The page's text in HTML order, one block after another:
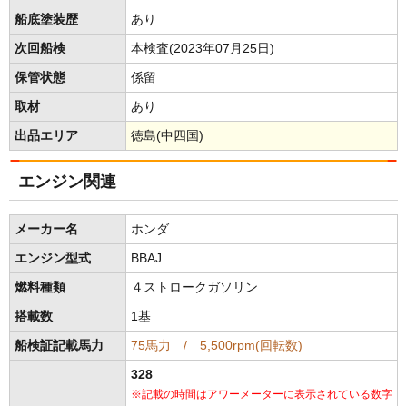
船底塗装歴 あり
次回船検 本検査(2023年07月25日)
保管状態 係留
取材 あり
出品エリア 徳島(中四国)
エンジン関連
メーカー名 ホンダ
エンジン型式 BBAJ
燃料種類 ４ストロークガソリン
搭載数 1基
船検証記載馬力 75馬力 / 5,500rpm(回転数)
328
※記載の時間はアワーメーターに表示されている数字